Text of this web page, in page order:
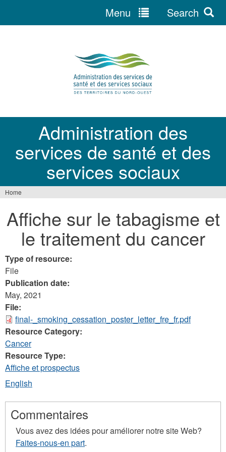
Administration des
services de santé et des
services sociaux
Menu Search
are
here
Home
Affiche sur le tabagisme et
le traitement du cancer
Type of resource:
File
Publication date:
May, 2021
File:
final-_smoking_cessation_poster_letter_fre_fr.pdf
Resource Category:
Cancer
Resource Type:
Affiche et prospectus
English
Commentaires
Vous avez des idées pour améliorer notre site Web?
Faites-nous-en part.